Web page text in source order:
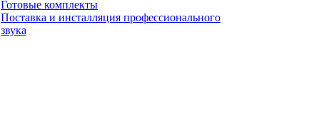
Готовые комплекты
Поставка и инсталляция профессионального
звука